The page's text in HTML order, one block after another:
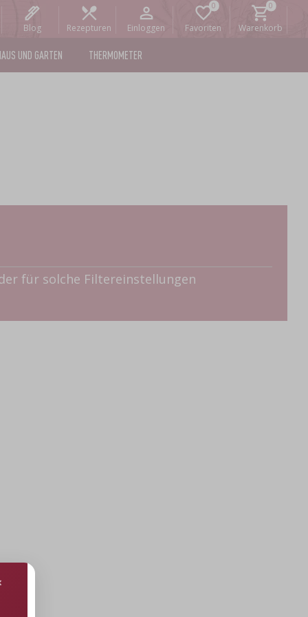
Blog Rezepturen Einloggen Favoriten Warenkorb
UND GARTEN THERMOMETER
für solche Filtereinstellungen